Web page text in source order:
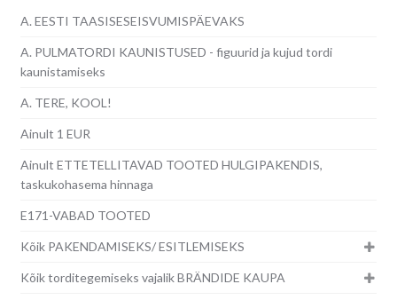
A. EESTI TAASISESEISVUMISPÄEVAKS
A. PULMATORDI KAUNISTUSED - figuurid ja kujud tordi
kaunistamiseks
A. TERE, KOOL!
Ainult 1 EUR
Ainult ETTETELLITAVAD TOOTED HULGIPAKENDIS,
taskukohasema hinnaga
E171-VABAD TOOTED
Kõik PAKENDAMISEKS/ ESITLEMISEKS
Kõik torditegemiseks vajalik BRÄNDIDE KAUPA